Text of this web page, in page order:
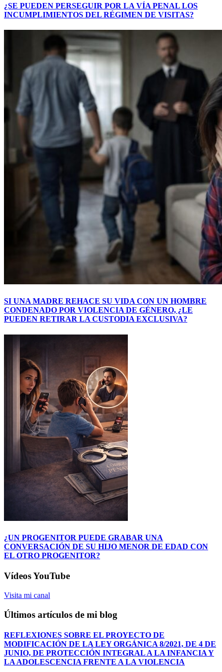
¿SE PUEDEN PERSEGUIR POR LA VÍA PENAL LOS
INCUMPLIMIENTOS DEL RÉGIMEN DE VISITAS?
SI UNA MADRE REHACE SU VIDA CON UN HOMBRE
CONDENADO POR VIOLENCIA DE GÉNERO, ¿LE
PUEDEN RETIRAR LA CUSTODIA EXCLUSIVA?
¿UN PROGENITOR PUEDE GRABAR UNA
CONVERSACIÓN DE SU HIJO MENOR DE EDAD CON
EL OTRO PROGENITOR?
Vídeos YouTube
Visita mi canal
Últimos artículos de mi blog
REFLEXIONES SOBRE EL PROYECTO DE
MODIFICACIÓN DE LA LEY ORGÁNICA 8/2021, DE 4 DE
JUNIO, DE PROTECCIÓN INTEGRAL A LA INFANCIA Y
LA ADOLESCENCIA FRENTE A LA VIOLENCIA